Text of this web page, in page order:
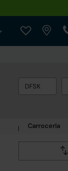
DFSK
Carrocería